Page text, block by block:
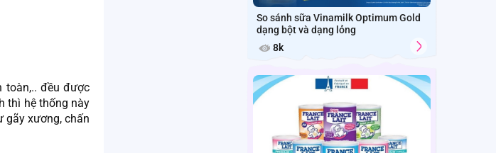
toàn,.. đều được
thì hệ thống này
gãy xương, chấn
So sánh sữa Vinamilk Optimum Gold
dạng bột và dạng lỏng
8k